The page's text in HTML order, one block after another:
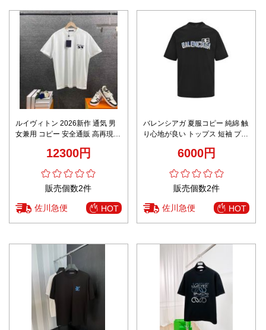
ルイヴィトン 2026新作 通気 男
女兼用 コピー 安全通販 高再現度
な着心地 レビュー高リピ率 ブラ
12300円
販売個数2件
佐川急便 HOT
バレンシアガ 夏服コピー 純綿 触
り心地が良い トップス 短袖 プリ
6000円
販売個数2件
佐川急便 HOT